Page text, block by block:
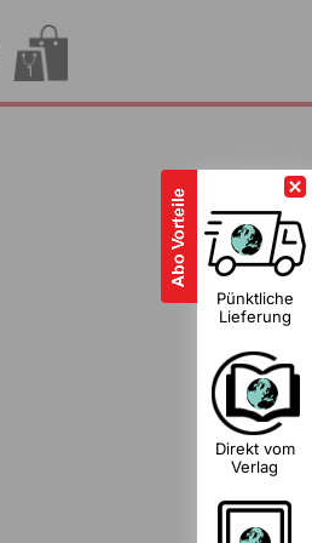
1
Pünktliche
Lieferung
Direkt vom
Verlag